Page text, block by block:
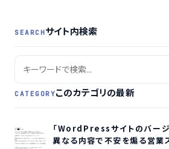
SEARCHサイト内検索
CATEGORYこのカテゴリの最新
「WordPressサイトのバージ
異なる内容で不安を煽る営業